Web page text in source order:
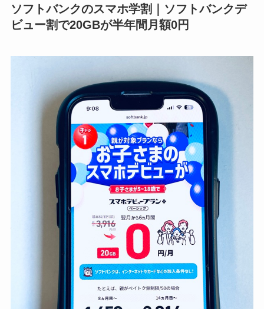
ソフトバンクのスマホ学割｜ソフトバンクデ
ビュー割で20GBが半年間月額0円